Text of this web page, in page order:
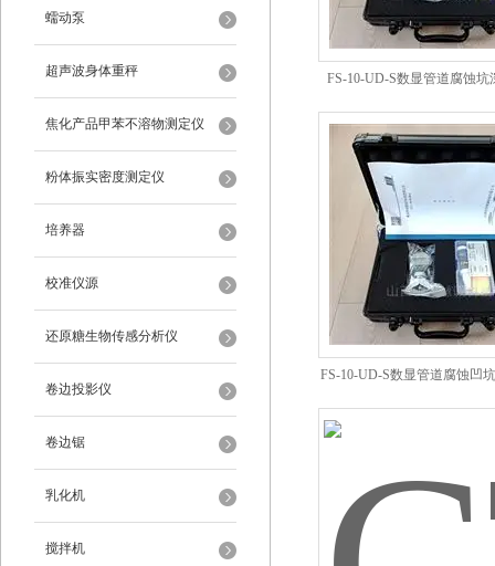
蠕动泵
超声波身体重秤
焦化产品甲苯不溶物测定仪
粉体振实密度测定仪
培养器
校准仪源
还原糖生物传感分析仪
卷边投影仪
卷边锯
乳化机
搅拌机
FS-10-UD-S数显管道腐蚀坑
FS-10-UD-S数显管道腐蚀凹